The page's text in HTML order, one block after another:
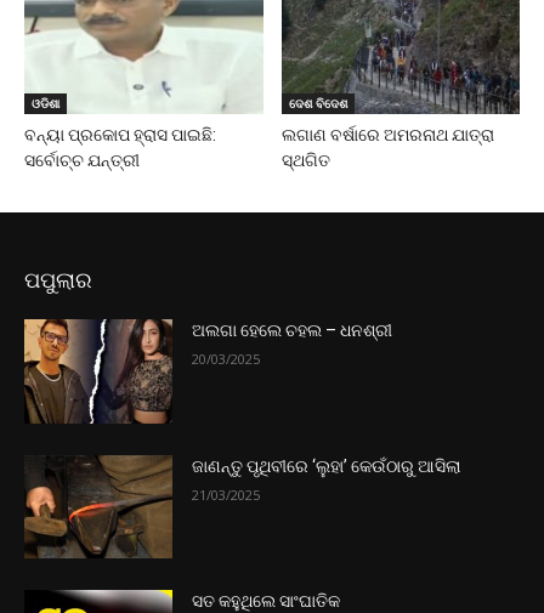
ଓଡିଶା
ବନ୍ୟା ପ୍ରକୋପ ହ୍ରାସ ପାଇଛି:
ସର୍ବୋଚ୍ଚ ଯନ୍ତ୍ରୀ
ଦେଶ ବିଦେଶ
ଲଗାଣ ବର୍ଷାରେ ଅମରନାଥ ଯାତ୍ରା
ସ୍ଥଗିତ
ପପୁଲାର
ଅଲଗା ହେଲେ ଚହଲ – ଧନଶ୍ରୀ
20/03/2025
ଜାଣନ୍ତୁ ପୃଥିବୀରେ ‘ଲୁହା’ କେଉଁଠାରୁ ଆସିଲା
21/03/2025
ସତ କହୁଥିଲେ ସାଂଘାତିକ